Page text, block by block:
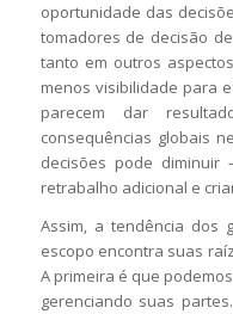
oportunidade das
tomadores de decisão
tanto em outros
menos visibilidade para
parecem dar
consequências globais
decisões pode diminuir
retrabalho adicional e
Assim, a tendência dos
escopo encontra suas
A primeira é que
gerenciando suas